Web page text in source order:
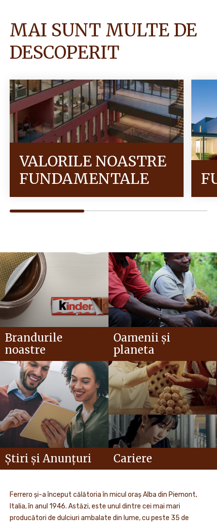
MAI SUNT MULTE DE
DESCOPERIT
VALORILE NOASTRE
FUNDAMENTALE
Brandurile
noastre
Oamenii și
planeta
Știri și Anunțuri Cariere
Ferrero și-a început călătoria în micul oraș Alba din Piemont,
Italia, în anul 1946. Astăzi, este unul dintre cei mai mari
producători de dulciuri ambalate din lume, cu peste 35 de